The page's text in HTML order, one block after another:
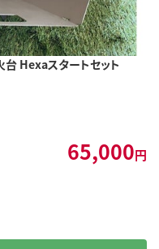
Hexaスタートセット
65,000円